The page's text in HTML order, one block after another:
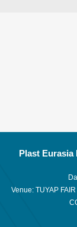
Plast Eurasia
Venue: TUYAP